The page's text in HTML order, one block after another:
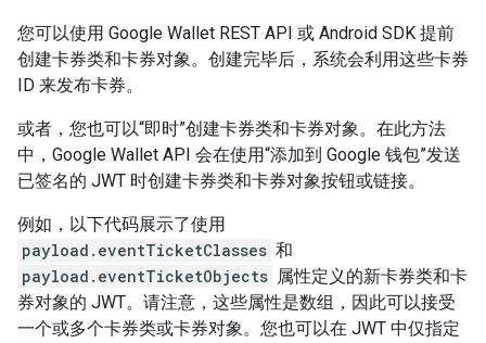
您可以使用 Google Wallet REST API 或 Android SDK 提前
创建卡券类和卡券对象。创建完毕后，系统会利用这些卡券
ID 来发布卡券。
或者，您也可以“即时”创建卡券类和卡券对象。在此方法
中，Google Wallet API 会在使用“添加到 Google 钱包”发送
已签名的 JWT 时创建卡券类和卡券对象按钮或链接。
例如，以下代码展示了使用
payload.eventTicketClasses 和
payload.eventTicketObjects 属性定义的新卡券类和卡
券对象的 JWT。请注意，这些属性是数组，因此可以接受
一个或多个卡券类或卡券对象。您也可以在 JWT 中仅指定